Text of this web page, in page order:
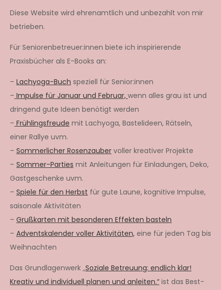
Diese Website wird ehrenamtlich und unbezahlt von mir
betrieben.
Für Seniorenbetreuer:innen biete ich inspirierende
Praxisbücher als E-Books an:
– Lachyoga-Buch speziell für Senior:innen
– Impulse für Januar und Februar, wenn alles grau ist und
dringend gute Ideen benötigt werden
– Frühlingsfreude mit Lachyoga, Bastelideen, Rätseln,
einer Rallye uvm.
– Sommerlicher Rosenzauber voller kreativer Projekte
– Sommer-Parties mit Anleitungen für Einladungen, Deko,
Gastgeschenke uvm.
– Spiele für den Herbst für gute Laune, kognitive Impulse,
saisonale Aktivitäten
– Grußkarten mit besonderen Effekten basteln
– Adventskalender voller Aktivitäten, eine für jeden Tag bis
Weihnachten
Das Grundlagenwerk „Soziale Betreuung: endlich klar!
Kreativ und individuell planen und anleiten.“ ist das Best-